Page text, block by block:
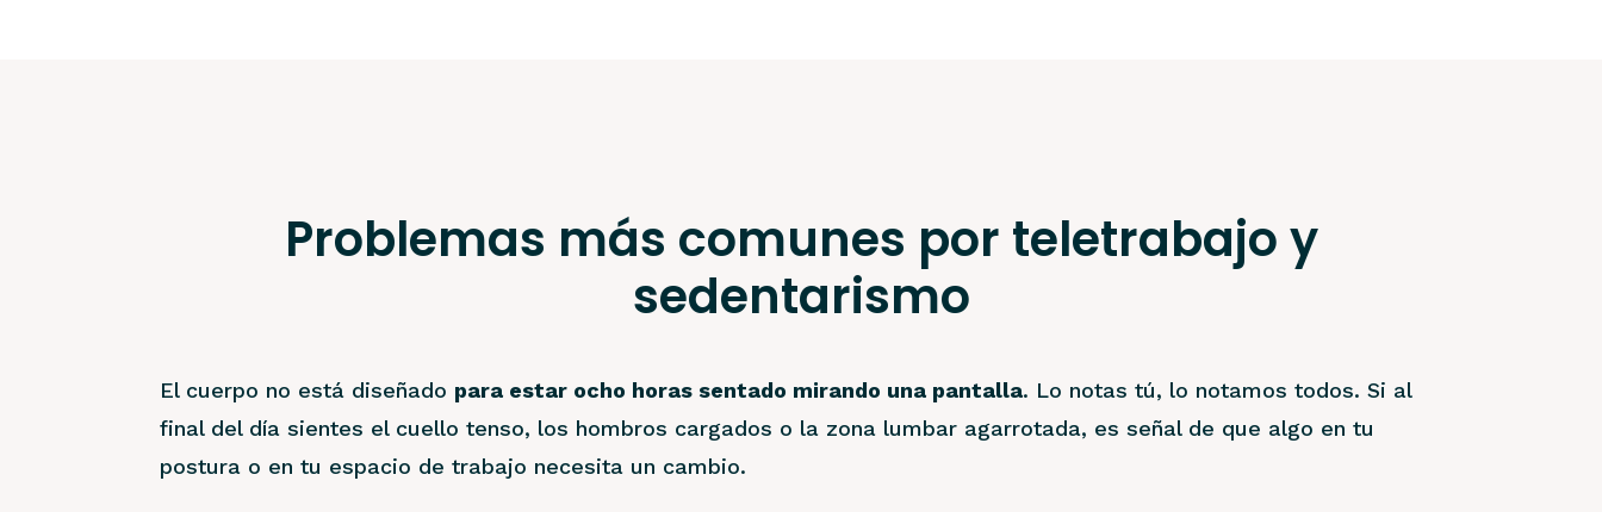
Problemas más comunes por teletrabajo y
sedentarismo
El cuerpo no está diseñado para estar ocho horas sentado mirando una pantalla. Lo notas tú, lo notamos todos. Si al
final del día sientes el cuello tenso, los hombros cargados o la zona lumbar agarrotada, es señal de que algo en tu
postura o en tu espacio de trabajo necesita un cambio.